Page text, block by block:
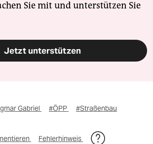
Sie mit und unterstützen Sie
Jetzt unterstützen
Gabriel #ÖPP #Straßenbau
Fehlerhinweis